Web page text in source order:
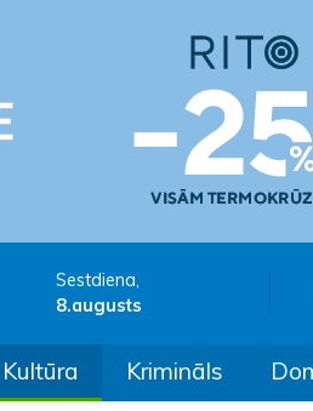
Sestdiena,
8.augusts
Kultūra Krimināls